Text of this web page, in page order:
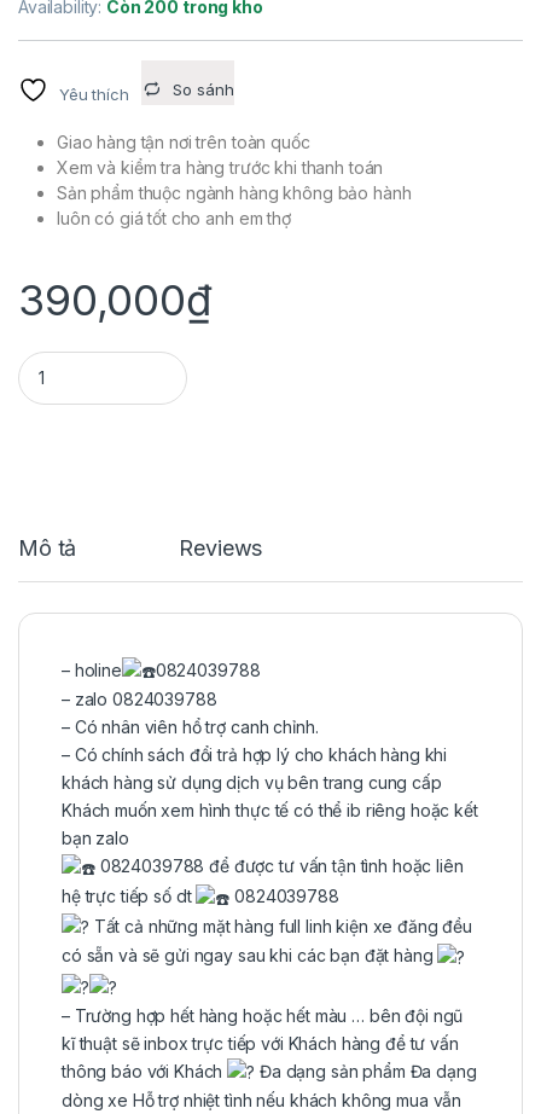
Availability: Còn 200 trong kho
Yêu thích So sánh
Giao hàng tận nơi trên toàn quốc
Xem và kiểm tra hàng trước khi thanh toán
Sản phẩm thuộc ngành hàng không bảo hành
luôn có giá tốt cho anh em thợ
390,000₫
BÁNH CAM WINNER TARACING TĂNG CHĨNH quantity
Mô tả Reviews
– holine
0824039788
– zalo 0824039788
– Có nhân viên hổ trợ canh chỉnh.
– Có chính sách đổi trả hợp lý cho khách hàng khi
khách hàng sử dụng dịch vụ bên trang cung cấp
Khách muốn xem hình thực tế có thể ib riêng hoặc kết
bạn zalo
0824039788 để được tư vấn tận tình hoặc liên
hệ trực tiếp số dt
0824039788
Tất cả những mặt hàng full linh kiện xe đăng đều
có sẵn và sẽ gửi ngay sau khi các bạn đặt hàng
– Trường hợp hết hàng hoặc hết màu … bên đội ngũ
kĩ thuật sẽ inbox trực tiếp với Khách hàng để tư vấn
thông báo với Khách
Đa dạng sản phẩm Đa dạng
dòng xe Hỗ trợ nhiệt tình nếu khách không mua vẫn